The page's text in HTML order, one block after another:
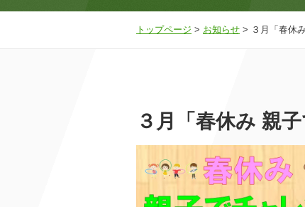
トップページ > お知らせ > ３月「春休
３月「春休み 親